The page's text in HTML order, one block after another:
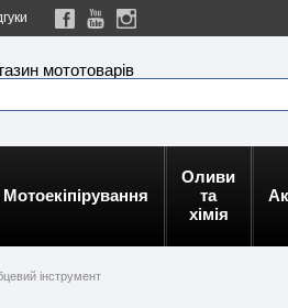
мототоварів
Мотоекіпірування
Оливи
та
хімія
інструмент